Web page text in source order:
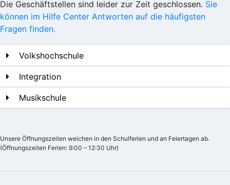
Die Geschäftstellen sind leider zur Zeit geschlossen. Sie
können im Hilfe Center Antworten auf die häufigsten
Fragen finden.
Volkshochschule
Integration
Musikschule
Unsere Öffnungszeiten weichen in den Schulferien und an Feiertagen ab.
(Öffnungszeiten Ferien: 9:00 – 12:30 Uhr)